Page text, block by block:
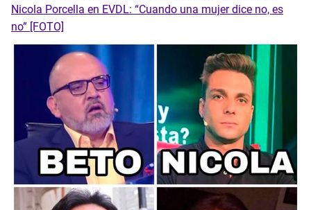
Nicola Porcella en EVDL: “Cuando una mujer dice no, es
no” [FOTO]